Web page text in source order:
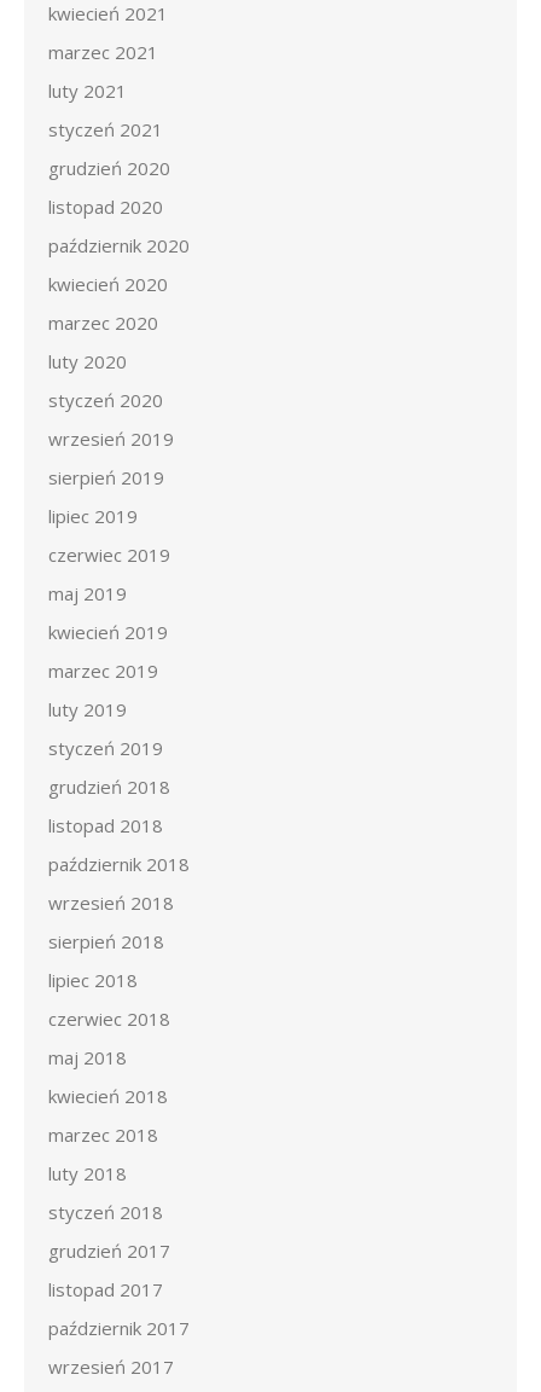
kwiecień 2021
marzec 2021
luty 2021
styczeń 2021
grudzień 2020
listopad 2020
październik 2020
kwiecień 2020
marzec 2020
luty 2020
styczeń 2020
wrzesień 2019
sierpień 2019
lipiec 2019
czerwiec 2019
maj 2019
kwiecień 2019
marzec 2019
luty 2019
styczeń 2019
grudzień 2018
listopad 2018
październik 2018
wrzesień 2018
sierpień 2018
lipiec 2018
czerwiec 2018
maj 2018
kwiecień 2018
marzec 2018
luty 2018
styczeń 2018
grudzień 2017
listopad 2017
październik 2017
wrzesień 2017